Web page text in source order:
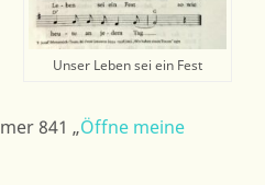
Unser Leben sei ein Fest
841 „Öffne meine